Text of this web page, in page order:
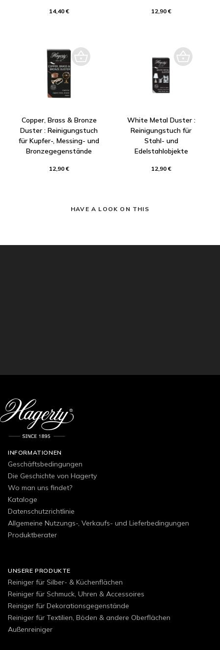
14,40 € 12,90 €
Copper, Brass & Bronze
Duster : Reinigungstuch
für Kupfer-, Messing- und
Bronzegegenstände
12,90 €
White Metal Duster :
Reinigungstuch für
Stahl- und
Edelstahlobjekte
12,90 €
HAVE A LOOK ON THIS
INFORMATIONEN
Geschäftsbedingungen
Die Geschichte von Hagerty
Wo man uns findet?
Kataloge
Datenschutzrichtlinie
Allgemeine Nutzungs-, Verkaufs- und Lieferbedingungen
Produktberater
UNSERE PRODUKTE
Reiniger für Silber- & Küchenflächen
Reiniger für Schmuck, Uhren & Accessoires
Reiniger für Dekorationsgegenstände
Reiniger für Textilien, Böden & andere Oberflächen
Außenreiniger